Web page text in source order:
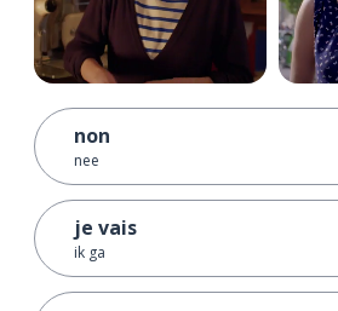
non
nee
je vais
ik ga